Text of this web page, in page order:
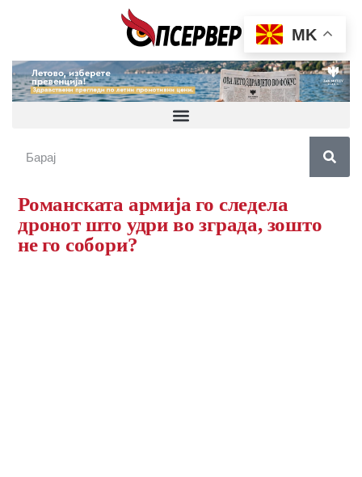
Романската армија го следела
дронот што удри во зграда, зошто
не го собори?
MK